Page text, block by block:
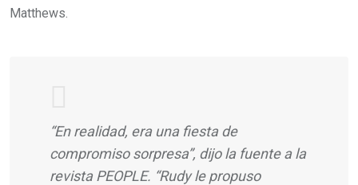
Matthews.
“En realidad, era una fiesta de
compromiso sorpresa”, dijo la fuente a la
revista PEOPLE. “Rudy le propuso